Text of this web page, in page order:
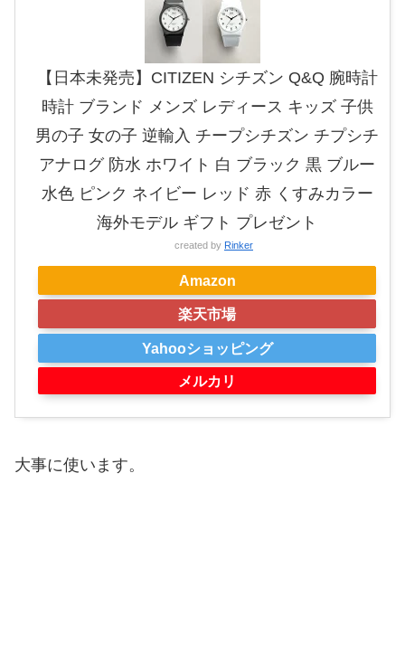
【日本未発売】CITIZEN シチズン Q&Q 腕時計
時計 ブランド メンズ レディース キッズ 子供
男の子 女の子 逆輸入 チープシチズン チプシチ
アナログ 防水 ホワイト 白 ブラック 黒 ブルー
水色 ピンク ネイビー レッド 赤 くすみカラー
海外モデル ギフト プレゼント
created by Rinker
Amazon
楽天市場
Yahooショッピング
メルカリ
大事に使います。